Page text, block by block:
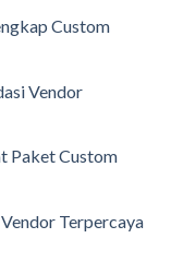
Custom
Vendor
Paket Custom
Terpercaya